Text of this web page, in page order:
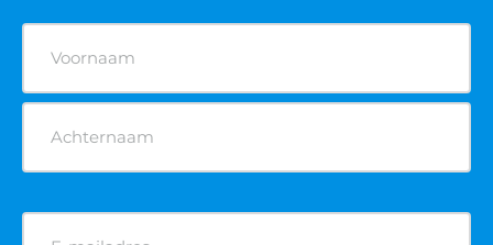
(Vereist)
E-
mailadres